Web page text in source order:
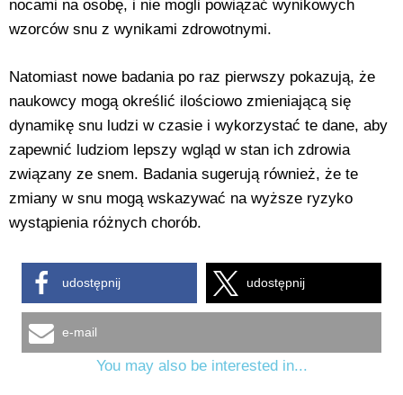
nocami na osobę, i nie mogli powiązać wynikowych
wzorców snu z wynikami zdrowotnymi.
Natomiast nowe badania po raz pierwszy pokazują, że
naukowcy mogą określić ilościowo zmieniającą się
dynamikę snu ludzi w czasie i wykorzystać te dane, aby
zapewnić ludziom lepszy wgląd w stan ich zdrowia
związany ze snem. Badania sugerują również, że te
zmiany w snu mogą wskazywać na wyższe ryzyko
wystąpienia różnych chorób.
udostępnij udostępnij
e-mail
You may also be interested in...